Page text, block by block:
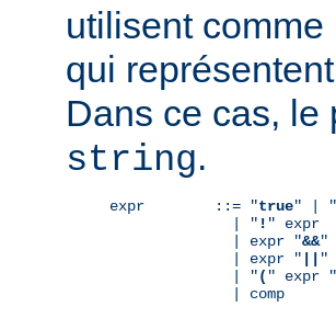
utilisent
qui
Dans ce cas, le
string.
expr        ::= "true" | "
              | "
! " expr
              | expr "
&&"
              | expr "
"
              | "
( " expr "
              | comp